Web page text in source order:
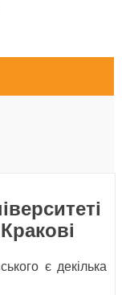
є декілька